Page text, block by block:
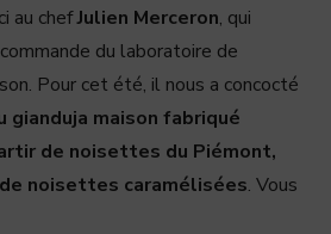
au chefJulien Merceron, qui
du laboratoire de
Pour cet été, il nous a concocté
gianduja maison fabriqué
de noisettes du Piémont,
noisettes caramélisées. Vous